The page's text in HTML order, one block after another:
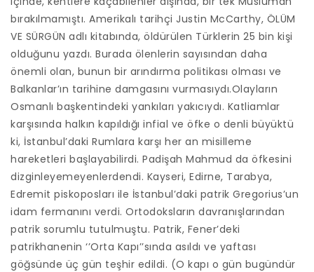
bırakılmamıştı. Amerikalı tarihçi Justin McCarthy, ÖLÜM
VE SÜRGÜN adlı kitabında, öldürülen Türklerin 25 bin kişi
olduğunu yazdı. Burada ölenlerin sayısından daha
önemli olan, bunun bir arındırma politikası olması ve
Balkanlar’ın tarihine damgasını vurmasıydı.Olayların
Osmanlı başkentindeki yankıları yakıcıydı. Katliamlar
karşısında halkın kapıldığı infial ve öfke o denli büyüktü
ki, İstanbul’daki Rumlara karşı her an misilleme
hareketleri başlayabilirdi. Padişah Mahmud da öfkesini
dizginleyemeyenlerdendi. Kayseri, Edirne, Tarabya,
Edremit piskoposları ile İstanbul’daki patrik Gregorius’un
idam fermanını verdi. Ortodoksların davranışlarından
patrik sorumlu tutulmuştu. Patrik, Fener’deki
patrikhanenin ‘’Orta Kapı’’sında asıldı ve yaftası
göğsünde üç gün teşhir edildi. (O kapı o gün bugündür